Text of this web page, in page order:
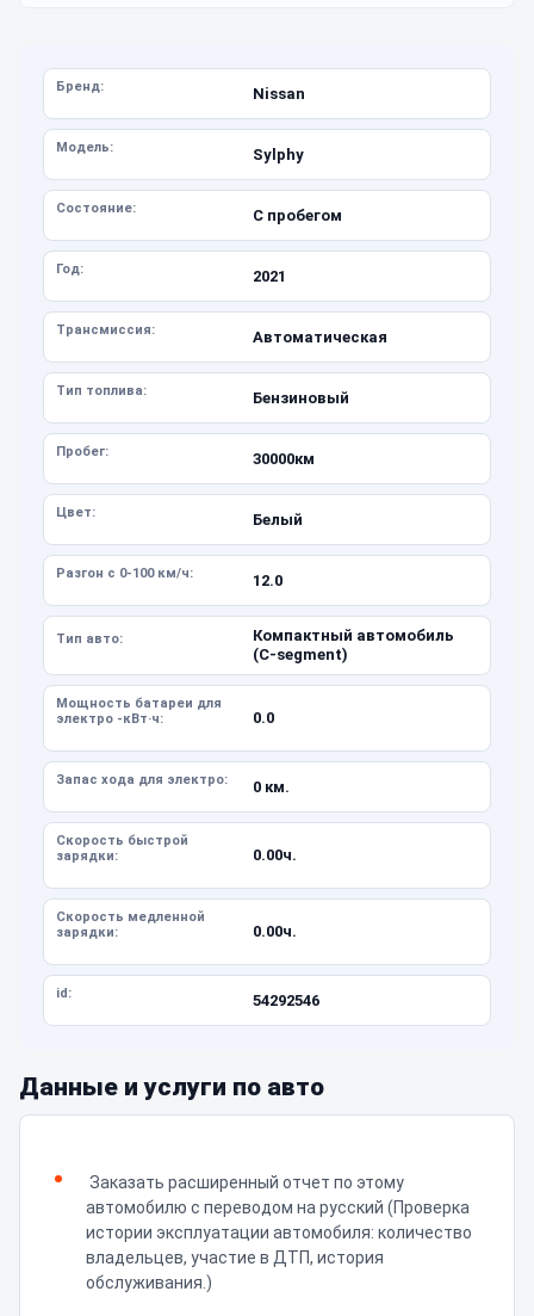
Бренд: Nissan
Модель: Sylphy
Состояние: С пробегом
Год: 2021
Трансмиссия: Автоматическая
Тип топлива: Бензиновый
Пробег: 30000км
Цвет: Белый
Разгон с 0-100 км/ч: 12.0
Тип авто:
Компактный автомобиль
(C-segment)
Мощность батареи для
электро -кВт·ч:
0.0
Запас хода для электро: 0 км.
Скорость быстрой
зарядки:
0.00ч.
Скорость медленной
зарядки:
0.00ч.
id: 54292546
Данные и услуги по авто
Заказать расширенный отчет по этому
автомобилю с переводом на русский (Проверка
истории эксплуатации автомобиля: количество
владельцев, участие в ДТП, история
обслуживания.)